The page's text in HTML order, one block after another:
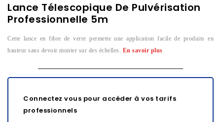
Lance Télescopique De Pulvérisation
Professionnelle 5m
Cette lance en fibre de verre permette une application facile de produits en
hauteur sans devoir monter sur des échelles. En savoir plus
Connectez vous pour accéder à vos tarifs
professionnels